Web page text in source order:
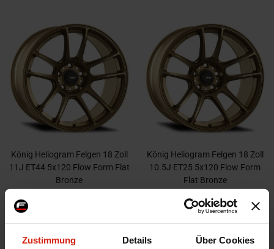
Zustimmung Details Über Cookies
König Heliogram Felgen 18 Zoll
11J ET44 5x120 Flow Form Flat
Bronze
Ausreichend auf Lager im zweiten
Lagerhaus. Voraussichtliche Lieferzeit
König Heliogram Felgen 18 Zoll
10.5J ET25 5x120 Flow Form
Flat Bronze
Ausreichend auf Lager im zweiten
Lagerhaus. Voraussichtliche Lieferzeit
373,00 €